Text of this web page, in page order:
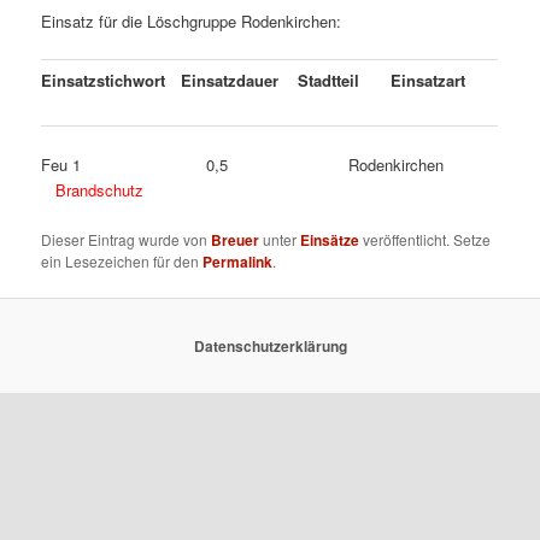
Einsatz für die Löschgruppe Rodenkirchen:
Einsatzstichwort Einsatzdauer Stadtteil Einsatzart
Feu 1 0,5 Rodenkirchen
Brandschutz
Dieser Eintrag wurde von Breuerunter Einsätzeveröffentlicht. Setze
ein Lesezeichen für den Permalink.
Datenschutzerklärung